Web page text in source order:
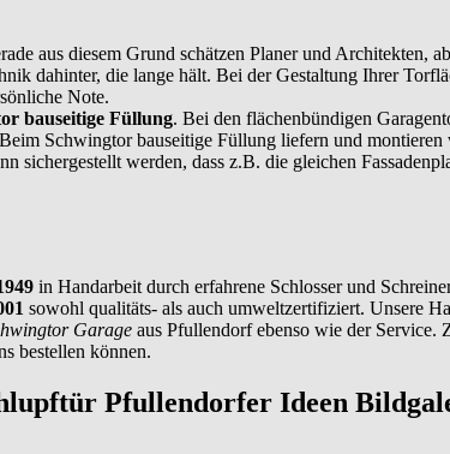
aus diesem Grund schätzen Planer und Architekten,
dahinter, die lange hält. Bei der Gestaltung Ihrer
Note.
bauseitige Füllung. Bei den flächenbündigen
Schwingtor bauseitige Füllung liefern und
sichergestellt werden, dass z.B. die gleichen
in Handarbeit durch erfahrene Schlosser und
sowohl qualitäts- als auch umweltzertifiziert. Unsere
Garage aus Pfullendorf ebenso wie der Service.
bestellen können.
Pfullendorfer Ideen